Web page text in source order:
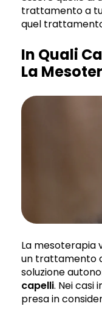
trattamento a
quel
In Quali
La
La mesoterapia
un trattamento
soluzione
capelli. Nei casi
presa in